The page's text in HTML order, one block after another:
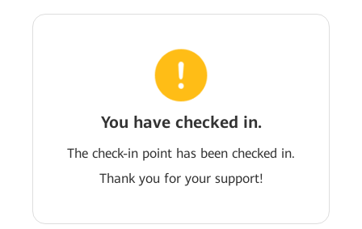
You have checked in.
The check-in point has been checked in.
Thank you for your support!